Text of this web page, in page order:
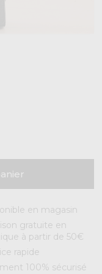
en magasin
gratuite en
à partir de 50€
rapide
100% sécurisé